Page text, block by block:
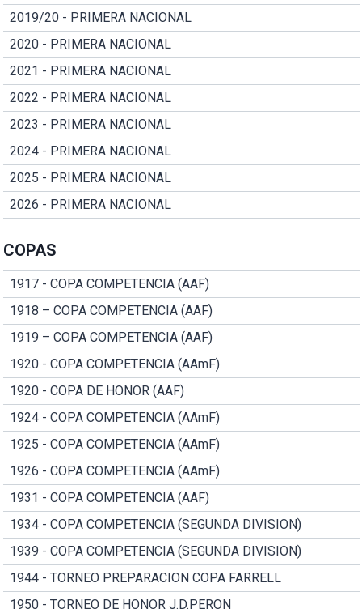
2019/20 - PRIMERA NACIONAL
2020 - PRIMERA NACIONAL
2021 - PRIMERA NACIONAL
2022 - PRIMERA NACIONAL
2023 - PRIMERA NACIONAL
2024 - PRIMERA NACIONAL
2025 - PRIMERA NACIONAL
2026 - PRIMERA NACIONAL
COPAS
1917 - COPA COMPETENCIA (AAF)
1918 – COPA COMPETENCIA (AAF)
1919 – COPA COMPETENCIA (AAF)
1920 - COPA COMPETENCIA (AAmF)
1920 - COPA DE HONOR (AAF)
1924 - COPA COMPETENCIA (AAmF)
1925 - COPA COMPETENCIA (AAmF)
1926 - COPA COMPETENCIA (AAmF)
1931 - COPA COMPETENCIA (AAF)
1934 - COPA COMPETENCIA (SEGUNDA DIVISION)
1939 - COPA COMPETENCIA (SEGUNDA DIVISION)
1944 - TORNEO PREPARACION COPA FARRELL
1950 - TORNEO DE HONOR J.D.PERON